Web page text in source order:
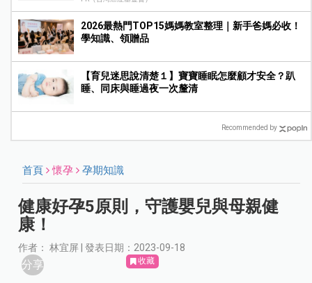
2026最熱門TOP15媽媽教室整理｜新手爸媽必收！
學知識、領贈品
【育兒迷思說清楚１】寶寶睡眠怎麼顧才安全？趴
睡、同床與睡過夜一次釐清
Recommended by
首頁 懷孕 孕期知識
健康好孕5原則，守護嬰兒與母親健
康！
作者： 林宜屏 | 發表日期：2023-09-18
分享 收藏